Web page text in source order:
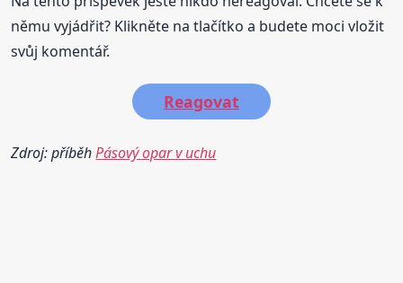
němu vyjádřit? Klikněte na tlačítko a budete moci vložit
svůj komentář.
Reagovat
Zdroj: příběhPásový opar v uchu